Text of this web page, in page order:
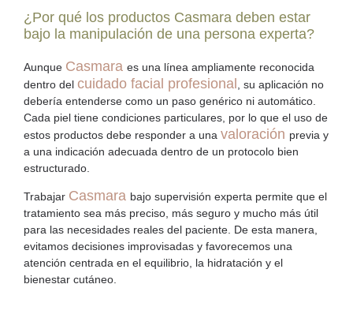
¿Por qué los productos Casmara deben estar
bajo la manipulación de una persona experta?
Aunque Casmara es una línea ampliamente reconocida
dentro del cuidado facial profesional , su aplicación no
debería entenderse como un paso genérico ni automático.
Cada piel tiene condiciones particulares, por lo que el uso de
estos productos debe responder a una valoración previa y
a una indicación adecuada dentro de un protocolo bien
estructurado.
Trabajar Casmara bajo supervisión experta permite que el
tratamiento sea más preciso, más seguro y mucho más útil
para las necesidades reales del paciente. De esta manera,
evitamos decisiones improvisadas y favorecemos una
atención centrada en el equilibrio, la hidratación y el
bienestar cutáneo.